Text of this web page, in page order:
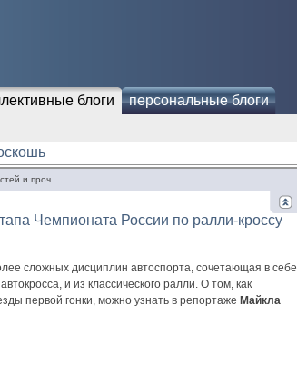
блоги персональные блоги
и проч
Чемпионата России по ралли-кроссу
сложных дисциплин автоспорта, сочетающая в себе
и из классического ралли. О том, как
первой гонки, можно узнать в репортаже Майкла